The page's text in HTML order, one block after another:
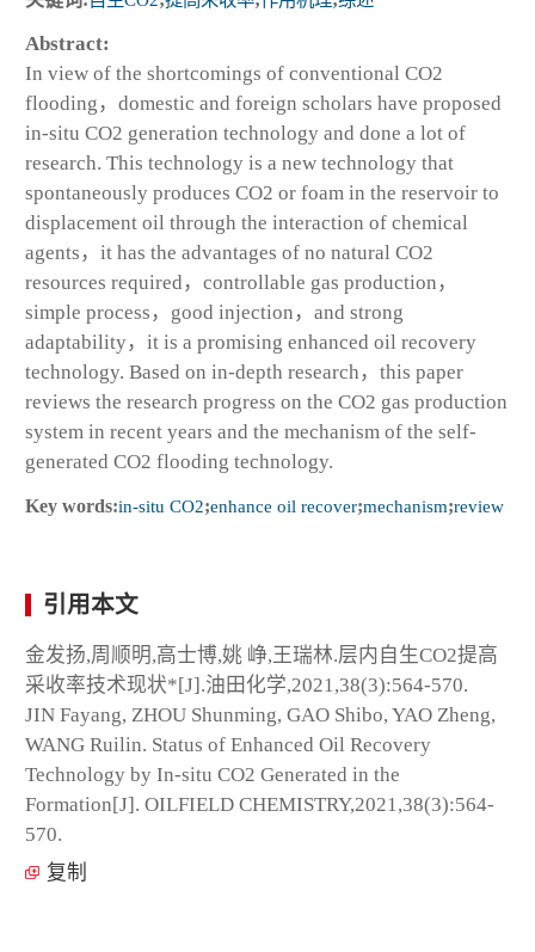
Abstract:
In view of the shortcomings of conventional CO2
flooding，domestic and foreign scholars have proposed
in-situ CO2 generation technology and done a lot of
research. This technology is a new technology that
spontaneously produces CO2 or foam in the reservoir to
displacement oil through the interaction of chemical
agents，it has the advantages of no natural CO2
resources required，controllable gas production，
simple process，good injection，and strong
adaptability，it is a promising enhanced oil recovery
technology. Based on in-depth research，this paper
reviews the research progress on the CO2 gas production
system in recent years and the mechanism of the self-
generated CO2 flooding technology.
Key words:in-situ CO2;enhance oil recover;mechanism;review
引用本文
金发扬,周顺明,高士博,姚 峥,王瑞林.层内自生CO2提高
采收率技术现状*[J].油田化学,2021,38(3):564-570.
JIN Fayang, ZHOU Shunming, GAO Shibo, YAO Zheng,
WANG Ruilin. Status of Enhanced Oil Recovery
Technology by In-situ CO2 Generated in the
Formation[J]. OILFIELD CHEMISTRY,2021,38(3):564-
570.
复制